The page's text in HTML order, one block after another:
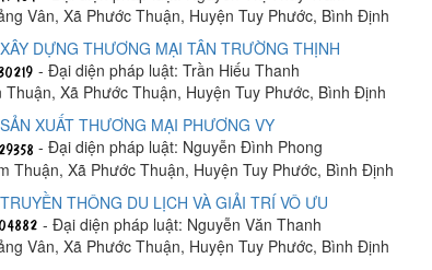
Vân, Xã Phước Thuận, Huyện Tuy Phước, Bình Định
DỰNG THƯƠNG MẠI TÂN TRƯỜNG THỊNH
- Đại diện pháp luật: Trần Hiếu Thanh
Xã Phước Thuận, Huyện Tuy Phước, Bình Định
XUẤT THƯƠNG MẠI PHƯƠNG VY
- Đại diện pháp luật: Nguyễn Đình Phong
Thuận, Xã Phước Thuận, Huyện Tuy Phước, Bình Định
THÔNG DU LỊCH VÀ GIẢI TRÍ VÔ ƯU
- Đại diện pháp luật: Nguyễn Văn Thanh
Vân, Xã Phước Thuận, Huyện Tuy Phước, Bình Định